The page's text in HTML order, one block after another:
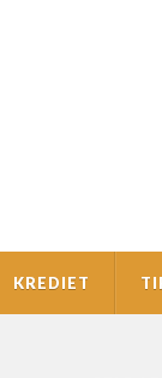
KREDIET